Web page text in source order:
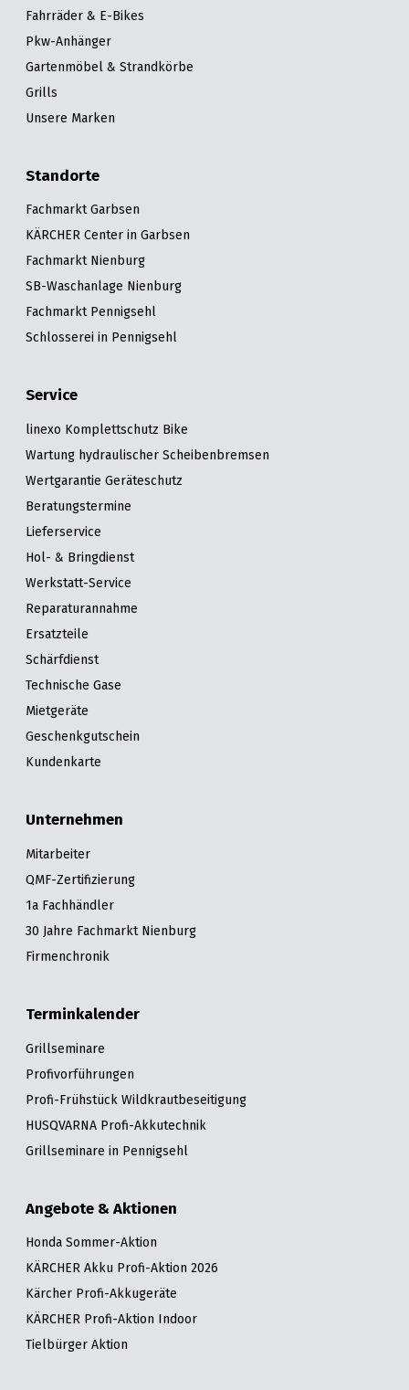
&
Prospekte
WEBER
Grills
und
Grill-
Zubehör
Ansprechpartner
Kataloge
&
Prospekte
&
Prospekte
Handwerkzeuge
Unsere
Marken
Ansprechpartner
Kataloge
Prospekte
Videos
Fahrräder & E-Bikes
Pkw-Anhänger
Gartenmöbel & Strandkörbe
Grills
Unsere Marken
Standorte
Fachmarkt Garbsen
KÄRCHER Center in Garbsen
Fachmarkt Nienburg
SB-Waschanlage Nienburg
Fachmarkt Pennigsehl
Schlosserei in Pennigsehl
Service
linexo Komplettschutz Bike
Wartung hydraulischer Scheibenbremsen
Wertgarantie Geräteschutz
Beratungstermine
Lieferservice
Hol- & Bringdienst
Werkstatt-Service
Reparaturannahme
Ersatzteile
Schärfdienst
Technische Gase
Mietgeräte
Geschenkgutschein
Kundenkarte
Unternehmen
Mitarbeiter
QMF-Zertifizierung
1a Fachhändler
30 Jahre Fachmarkt Nienburg
Firmenchronik
Terminkalender
Grillseminare
Profivorführungen
Profi-Frühstück Wildkrautbeseitigung
HUSQVARNA Profi-Akkutechnik
Grillseminare in Pennigsehl
Angebote & Aktionen
Honda Sommer-Aktion
KÄRCHER Akku Profi-Aktion 2026
Kärcher Profi-Akkugeräte
KÄRCHER Profi-Aktion Indoor
Tielbürger Aktion